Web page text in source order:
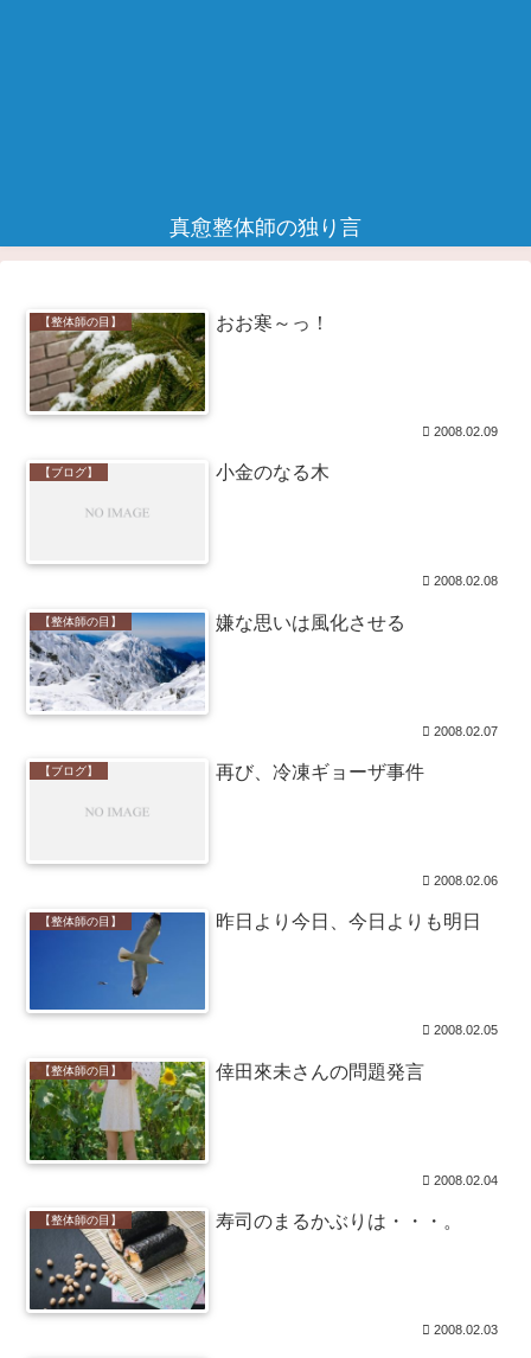
真愈整体師の独り言
【整体師の目】 おお寒～っ！
2008.02.09
【ブログ】 小金のなる木
2008.02.08
【整体師の目】 嫌な思いは風化させる
2008.02.07
【ブログ】 再び、冷凍ギョーザ事件
2008.02.06
【整体師の目】 昨日より今日、今日よりも明日
2008.02.05
【整体師の目】 倖田來未さんの問題発言
2008.02.04
【整体師の目】 寿司のまるかぶりは・・・。
2008.02.03